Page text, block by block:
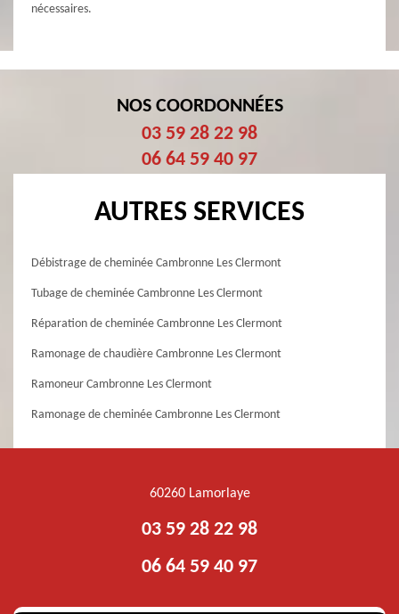
nécessaires.
NOS COORDONNÉES
03 59 28 22 98
06 64 59 40 97
AUTRES SERVICES
Débistrage de cheminée Cambronne Les Clermont
Tubage de cheminée Cambronne Les Clermont
Réparation de cheminée Cambronne Les Clermont
Ramonage de chaudière Cambronne Les Clermont
Ramoneur Cambronne Les Clermont
Ramonage de cheminée Cambronne Les Clermont
60260 Lamorlaye
03 59 28 22 98
06 64 59 40 97